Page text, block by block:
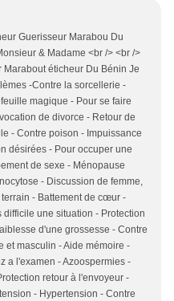
Guerisseur Marabou Du
& Madame <br /> <br />
éticheur Du Bénin Je
-Contre la sorcellerie -
magique - Pour se faire
de divorce - Retour de
- Contre poison - Impuissance
désirées - Pour occuper une
de sexe - Ménopause
- Discussion de femme,
- Battement de cœur -
une situation - Protection
d'une grossesse - Contre
et masculin - Aide mémoire -
a l'examen - Azoospermies -
retour à l'envoyeur -
- Hypertension - Contre